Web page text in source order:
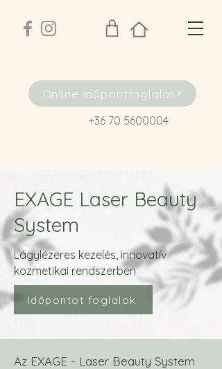
Online időpontfoglalás
+36 70 5600004
EXAGE Laser Beauty
System
Lágylézeres kezelés, innovatív
kozmetikai rendszerben
Időpontot foglalok
Az EXAGE - Laser Beauty System